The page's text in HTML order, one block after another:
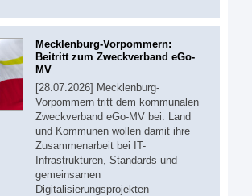
Mecklenburg-Vorpommern:
Beitritt zum Zweckverband eGo-
MV
[28.07.2026] Mecklenburg-
Vorpommern tritt dem kommunalen
Zweckverband eGo-MV bei. Land
und Kommunen wollen damit ihre
Zusammenarbeit bei IT-
Infrastrukturen, Standards und
gemeinsamen
Digitalisierungsprojekten